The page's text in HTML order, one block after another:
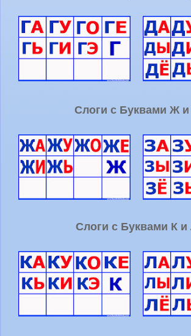
Слоги с Буквами Ж и
Слоги с Буквами К и